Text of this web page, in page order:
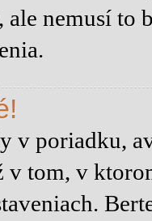
ale nemusí
v poriadku,
v tom, v